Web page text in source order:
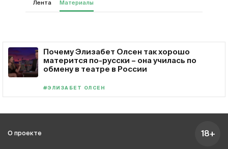
Лента Материалы
Почему Элизабет Олсен так хорошо
матерится по-русски – она училась по
обмену в театре в России
#ЭЛИЗАБЕТ ОЛСЕН
О проекте 18+